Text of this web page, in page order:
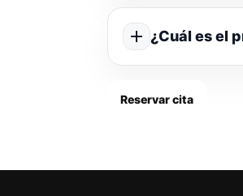
¿Cuál es el
Reservar cita